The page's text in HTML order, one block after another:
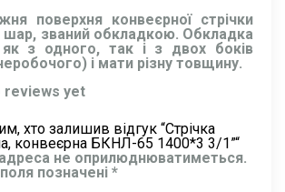
поверхня конвеєрної стрічки
шар, званий обкладкою. Обкладка
з одного, так і з двох боків
і мати різну товщину.
reviews yet
хто залишив відгук “Стрічка
конвеєрна БКНЛ-65 1400*3 3/1”“
не оприлюднюватиметься.
позначені *